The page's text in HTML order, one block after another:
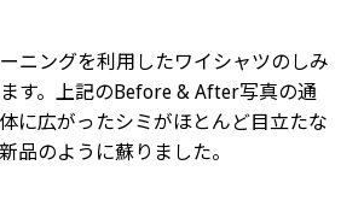
ニングを利用したワイシャツのしみ
す。上記のBefore & After写真の通
に広がったシミがほとんど目立たな
品のように蘇りました。